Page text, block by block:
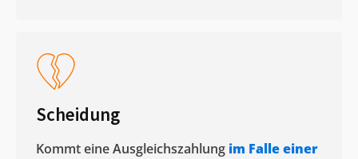
Scheidung
Kommt eine Ausgleichszahlung im Falle einer